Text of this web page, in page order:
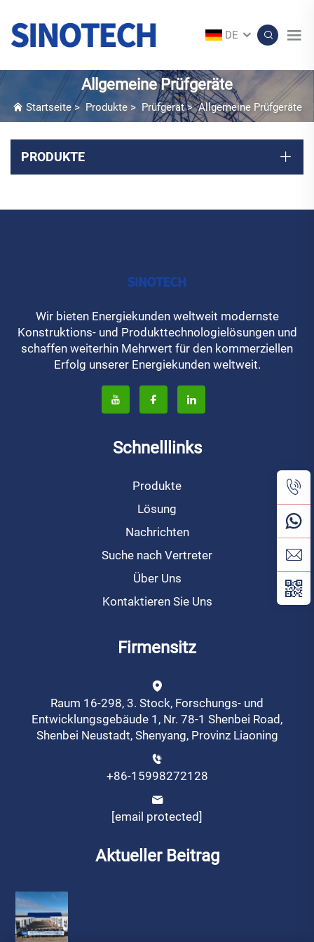
DE
Allgemeine Prüfgeräte
Startseite> Produkte> Prüfgerät>Allgemeine Prüfgeräte
PRODUKTE
Wir bieten Energiekunden weltweit modernste
Konstruktions- und Produkttechnologielösungen und
schaffen weiterhin Mehrwert für den kommerziellen
Erfolg unserer Energiekunden weltweit.
Schnelllinks
Produkte
Lösung
Nachrichten
Suche nach Vertreter
Über Uns
Kontaktieren Sie Uns
Firmensitz
Raum 16-298, 3. Stock, Forschungs- und
Entwicklungsgebäude 1, Nr. 78-1 Shenbei Road,
Shenbei Neustadt, Shenyang, Provinz Liaoning
+86-15998272128
[email protected]
Aktueller Beitrag